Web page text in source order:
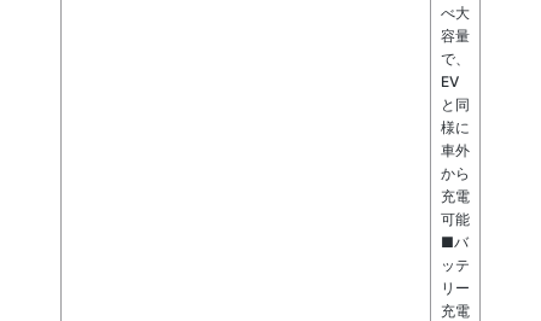
べ大
容量
で、
EV
と同
様に
車外
から
充電
可能
■バ
ッテ
リー
充電